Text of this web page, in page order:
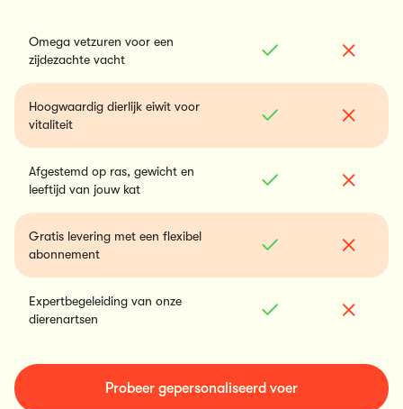
Omega vetzuren voor een
zijdezachte vacht
Hoogwaardig dierlijk eiwit voor
vitaliteit
Afgestemd op ras, gewicht en
leeftijd van jouw kat
Gratis levering met een flexibel
abonnement
Expertbegeleiding van onze
dierenartsen
Probeer gepersonaliseerd voer